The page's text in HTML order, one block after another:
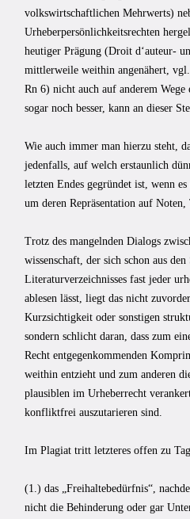
volkswirtschaftlichen Mehrwerts)
Urheberpersönlichkeitsrechten
heutiger Prägung (Droit d‘auteur-
mittlerweile weithin angenähert,
Rn 6) nicht auch auf anderem
sogar noch besser, kann an dieser
Wie auch immer man hierzu steht,
jedenfalls, auf welch erstaunlich
letzten Endes gegrün­det ist, wenn
um deren Repräsentation auf Noten,
Trotz des mangelnden Dialogs
wissenschaft, der sich schon aus
Literaturverzeichnisses fast jeder
ablesen lässt, liegt das nicht
Kurzsichtigkeit oder sonstigen
sondern schlicht daran, dass zum
Recht entgegenkommenden
weithin entzieht und zum anderen
plausiblen im Urheberrecht
konfliktfrei auszutarieren sind.
Im Plagiat tritt letzteres offen zu
(1.) das „Freihaltebedürfnis“,
nicht die Behinderung oder gar